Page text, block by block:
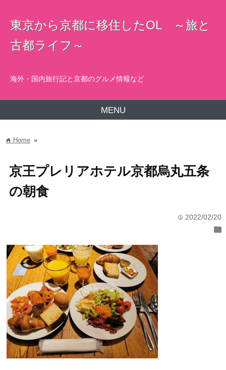
東京から京都に移住したOL ～旅と
古都ライフ～
海外・国内旅行記と京都のグルメ情報など
MENU
home Home »
京王プレリアホテル京都烏丸五条
の朝食
time 2022/02/20
folder